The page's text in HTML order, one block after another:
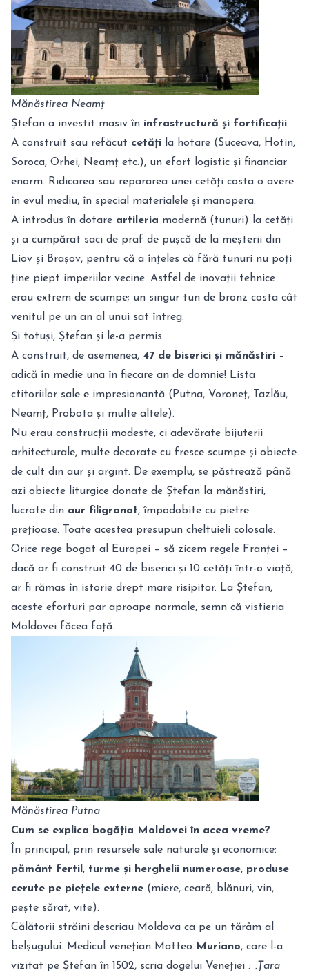
Mănăstirea Neamț
Ștefan a investit masiv în infrastructură și fortificații.
A construit sau refăcut cetăți la hotare (Suceava, Hotin,
Soroca, Orhei, Neamț etc.), un efort logistic și financiar
enorm. Ridicarea sau repararea unei cetăți costa o avere
în evul mediu, în special materialele și manopera.
A introdus în dotare artileria modernă (tunuri) la cetăți
și a cumpărat saci de praf de pușcă de la meșterii din
Liov și Brașov, pentru că a înțeles că fără tunuri nu poți
ține piept imperiilor vecine. Astfel de inovații tehnice
erau extrem de scumpe; un singur tun de bronz costa cât
venitul pe un an al unui sat întreg.
Și totuși, Ștefan și le-a permis.
A construit, de asemenea, 47 de biserici și mănăstiri –
adică în medie una în fiecare an de domnie! Lista
ctitoriilor sale e impresionantă (Putna, Voroneț, Tazlău,
Neamț, Probota și multe altele).
Nu erau construcții modeste, ci adevărate bijuterii
arhitecturale, multe decorate cu fresce scumpe și obiecte
de cult din aur și argint. De exemplu, se păstrează până
azi obiecte liturgice donate de Ștefan la mănăstiri,
lucrate din aur filigranat, împodobite cu pietre
prețioase. Toate acestea presupun cheltuieli colosale.
Orice rege bogat al Europei – să zicem regele Franței –
dacă ar fi construit 40 de biserici și 10 cetăți într-o viață,
ar fi rămas în istorie drept mare risipitor. La Ștefan,
aceste eforturi par aproape normale, semn că vistieria
Moldovei făcea față.
Mănăstirea Putna
Cum se explica bogăția Moldovei în acea vreme?
În principal, prin resursele sale naturale și economice:
pământ fertil , turme și herghelii numeroase, produse
cerute pe piețele externe (miere, ceară, blănuri, vin,
pește sărat, vite).
Călătorii străini descriau Moldova ca pe un tărâm al
belșugului. Medicul venețian Matteo Muriano, care l-a
vizitat pe Ștefan în 1502, scria dogelui Veneției : „Țara